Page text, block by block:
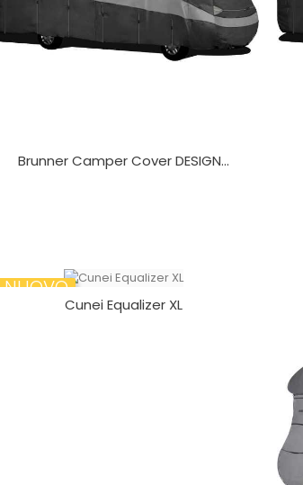
Brunner Camper Cover DESIGN...
NUOVO
Cunei Equalizer XL